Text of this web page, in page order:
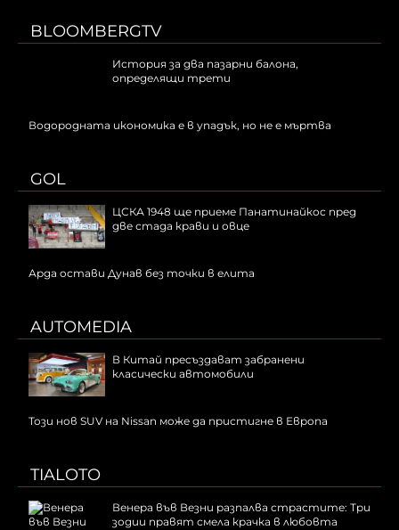
BLOOMBERGTV
История за два пазарни балона,
определящи трети
Водородната икономика е в упадък, но не е мъртва
GOL
ЦСКА 1948 ще приеме Панатинайкос пред
две стада крави и овце
Арда остави Дунав без точки в елита
AUTOMEDIA
В Китай пресъздават забранени
класически автомобили
Този нов SUV на Nissan може да пристигне в Европа
TIALOTO
Венера във Везни разпалва страстите: Три
зодии правят смела крачка в любовта